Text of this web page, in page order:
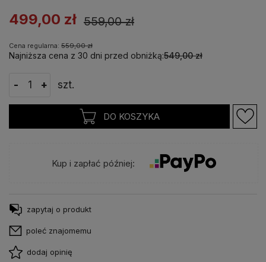
499,00 zł 559,00 zł
Cena regularna: 559,00 zł
Najniższa cena z 30 dni przed obniżką:549,00 zł
- + szt.
DO KOSZYKA
Kup i zapłać później:
zapytaj o produkt
poleć znajomemu
dodaj opinię